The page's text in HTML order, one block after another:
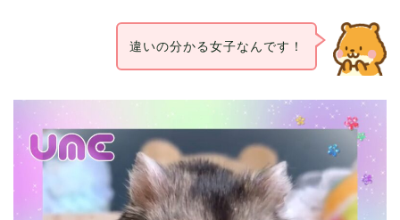
違いの分かる女子なんです！